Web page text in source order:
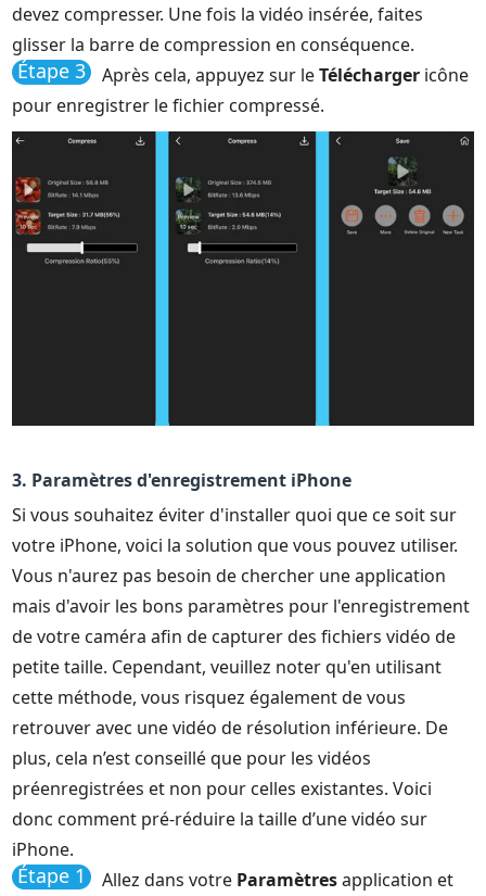
devez compresser. Une fois la vidéo insérée, faites
glisser la barre de compression en conséquence.
Étape 3 Après cela, appuyez sur leTélécharger icône
pour enregistrer le fichier compressé.
3. Paramètres d'enregistrement iPhone
Si vous souhaitez éviter d'installer quoi que ce soit sur
votre iPhone, voici la solution que vous pouvez utiliser.
Vous n'aurez pas besoin de chercher une application
mais d'avoir les bons paramètres pour l'enregistrement
de votre caméra afin de capturer des fichiers vidéo de
petite taille. Cependant, veuillez noter qu'en utilisant
cette méthode, vous risquez également de vous
retrouver avec une vidéo de résolution inférieure. De
plus, cela n’est conseillé que pour les vidéos
préenregistrées et non pour celles existantes. Voici
donc comment pré-réduire la taille d’une vidéo sur
iPhone.
Étape 1 Allez dans votre Paramètresapplication et